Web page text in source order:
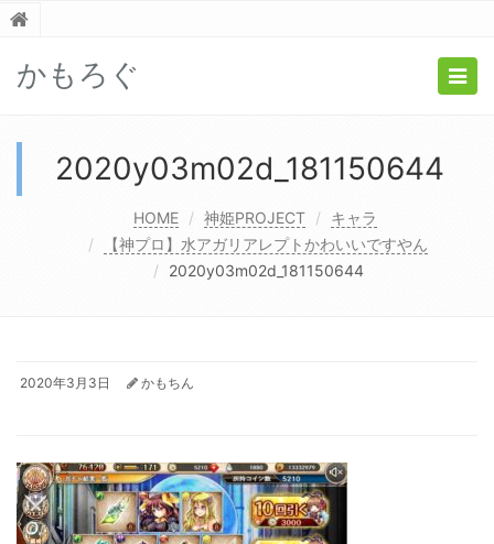
かもろぐ
2020y03m02d_181150644
HOME 神姫PROJECT
キャラ
【神プロ】水アガリアレプトかわいいですやん
2020y03m02d_181150644
2020年3月3日 かもちん